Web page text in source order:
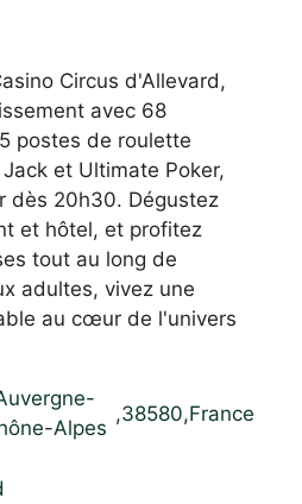
Circus d'Allevard,
avec 68
postes de roulette
et Ultimate Poker,
dès 20h30. Dégustez
et hôtel, et profitez
tout au long de
adultes, vivez une
au cœur de l'univers
Alpes
,38580,France